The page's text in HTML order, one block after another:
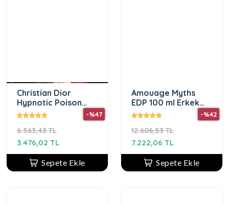
Christian Dior
Hypnotic Poison
EDT 100 ml Kadın
6.563,43 TL
-%47
3.476,02 TL
Sepete Ekle
Amouage Myths
EDP 100 ml Erkek
Parfüm
12.606,53 TL
-%42
7.222,06 TL
Sepete Ekle